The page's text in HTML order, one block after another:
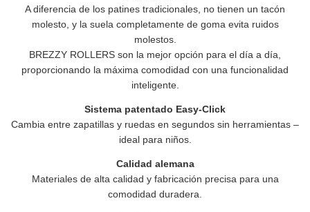
A diferencia de los patines tradicionales, no tienen un tacón
molesto, y la suela completamente de goma evita ruidos
molestos.
BREZZY ROLLERS son la mejor opción para el día a día,
proporcionando la máxima comodidad con una funcionalidad
inteligente.
Sistema patentado Easy-Click
Cambia entre zapatillas y ruedas en segundos sin herramientas –
ideal para niños.
Calidad alemana
Materiales de alta calidad y fabricación precisa para una
comodidad duradera.